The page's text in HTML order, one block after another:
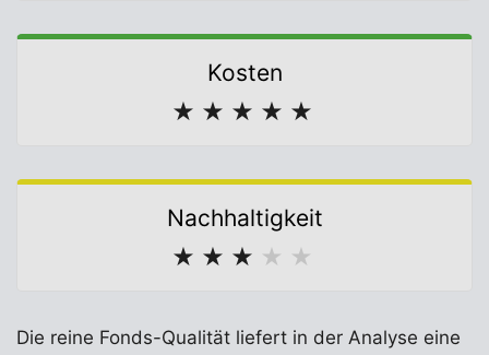
Kosten
★ ★ ★ ★ ★
Nachhaltigkeit
★ ★ ★ ★ ★
Die reine Fonds-Qualität liefert in der Analyse eine